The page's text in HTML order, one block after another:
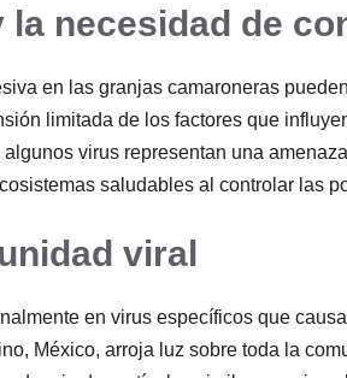
la necesidad de
en las granjas camaroneras
limitada de los factores que
virus representan una
saludables al controlar las
viral
en virus específicos que
México, arroja luz sobre toda la